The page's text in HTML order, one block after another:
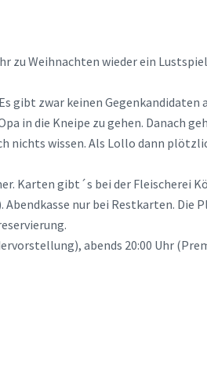
zu Weihnachten wieder ein
gibt zwar keinen Gegenkandidaten
in die Kneipe zu gehen. Danach
nichts wissen. Als Lollo dann
Karten gibt´s bei der Fleischerei
nur bei Restkarten. Die
abends 20:00 Uhr